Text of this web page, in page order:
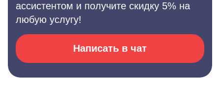
ассистентом и получите скидку 5% на
любую услугу!
Написать в чат